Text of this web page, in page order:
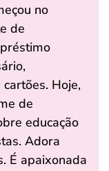
no
de
Hoje,
de
educação
Adora
É apaixonada